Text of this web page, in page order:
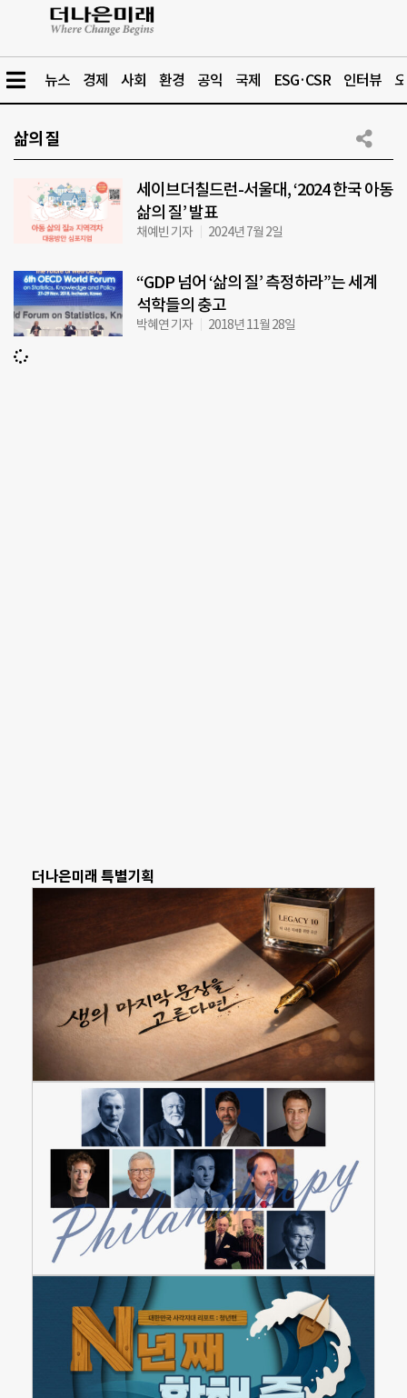
뉴스 경제 사회 환경 공익 국제 ESG·CSR 인터뷰
삶의 질
세이브더칠드런-서울대, ‘2024 한국 아동
삶의 질’ 발표
채예빈 기자 2024년 7월 2일
“GDP 넘어 ‘삶의 질’ 측정하라”는 세계
석학들의 충고
박혜연 기자 2018년 11월 28일
더나은미래 특별기획